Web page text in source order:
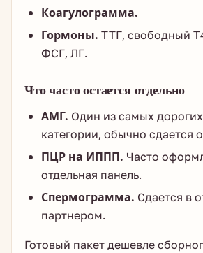
Коагулограмма.
Гормоны. ТТГ, свободный
ФСГ, ЛГ.
Что часто остается отдельно
АМГ. Один из самых
категории, обычно сдается
ПЦР на ИППП. Часто
отдельная панель.
Спермограмма. Сдается в
партнером.
Готовый пакет дешевле